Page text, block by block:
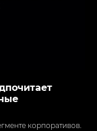
корпоративов.